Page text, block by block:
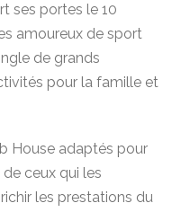
ses portes le 10
amoureux de sport
de grands
pour la famille et
House adaptés pour
ceux qui les
les prestations du